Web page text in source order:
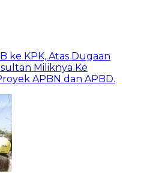
ke KPK, Atas Dugaan
Miliknya Ke
APBN dan APBD.